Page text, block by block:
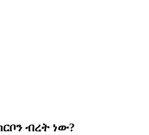
ብረት ነው?